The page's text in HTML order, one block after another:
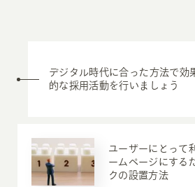
デジタル時代に合った方法で効
的な採用活動を行いましょう
ユーザーにとって
ームページにする
クの設置方法